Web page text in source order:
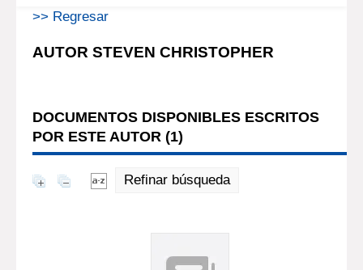
>> Regresar
AUTOR STEVEN CHRISTOPHER
DOCUMENTOS DISPONIBLES ESCRITOS
POR ESTE AUTOR (1)
Refinar búsqueda